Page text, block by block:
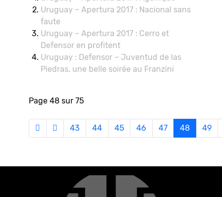
Uruguay – Apertura 2017 : Nacional sans
faute
Uruguay – Apertura 2017 : Cerro et
Defensor en profitent
Uruguay : Defensor – Juventud de las
Piedras, une belle soirée au Franzini
Page 48 sur 75
43 44 45 46 47 48 49